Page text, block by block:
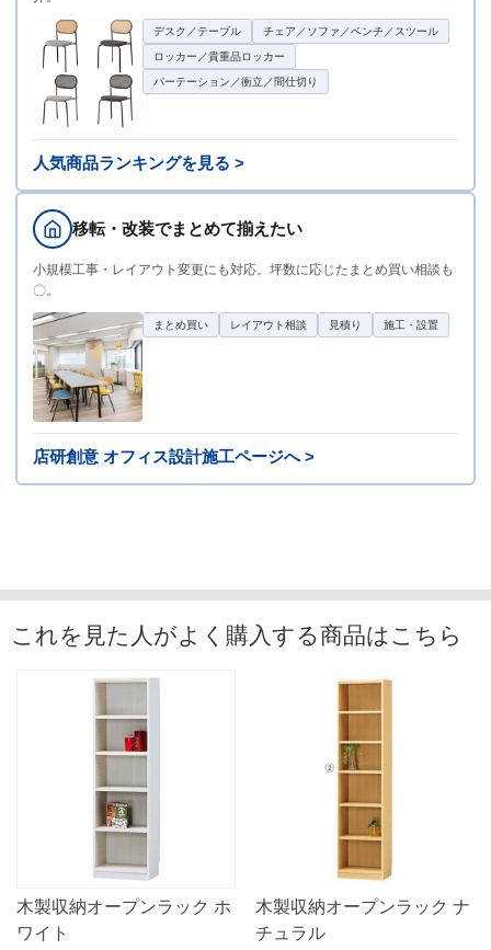
デスク／テーブル チェア／ソファ／ベンチ／スツール
ロッカー／貴重品ロッカー
パーテーション／衝立／間仕切り
人気商品ランキングを見る >
移転・改装でまとめて揃えたい
小規模工事・レイアウト変更にも対応。坪数に応じたまとめ買い相談も
〇。
まとめ買い レイアウト相談 見積り 施工・設置
店研創意 オフィス設計施工ページへ >
これを見た人がよく購入する商品はこちら
木製収納オープンラック ホ
ワイト
木製収納オープンラック ナ
チュラル